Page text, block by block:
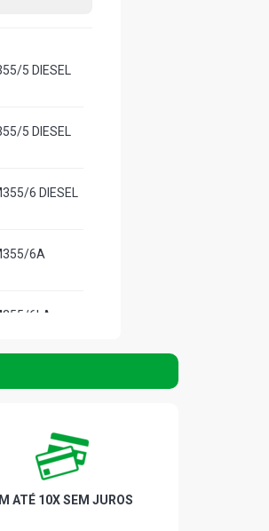
5 DIESEL
5 DIESEL
6 DIESEL
6A
6LA
5 DIESEL
5 DIESEL
5 DIESEL
ATÉ 10X SEM JUROS